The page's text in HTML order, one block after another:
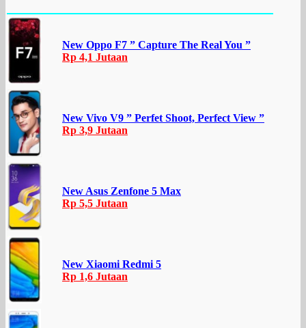
New Oppo F7 ” Capture The Real You ”
Rp 4,1 Jutaan
New Vivo V9 ” Perfet Shoot, Perfect View ”
Rp 3,9 Jutaan
New Asus Zenfone 5 Max
Rp 5,5 Jutaan
New Xiaomi Redmi 5
Rp 1,6 Jutaan